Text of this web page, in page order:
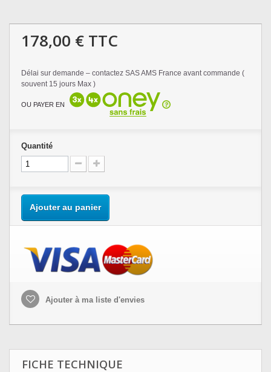
178,00 € TTC
Délai sur demande – contactez SAS AMS France avant commande (
souvent 15 jours Max )
OU PAYER EN
Quantité
Ajouter au panier
Ajouter à ma liste d'envies
FICHE TECHNIQUE